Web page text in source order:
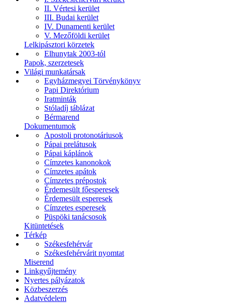
II. Vértesi kerület
III. Budai kerület
IV. Dunamenti kerület
V. Mezőföldi kerület
Lelkipásztori körzetek
Elhunytak 2003-tól
Papok, szerzetesek
Világi munkatársak
Egyházmegyei Törvénykönyv
Papi Direktórium
Iratminták
Stóladíj táblázat
Bérmarend
Dokumentumok
Apostoli protonotáriusok
Pápai prelátusok
Pápai káplánok
Címzetes kanonokok
Címzetes apátok
Címzetes prépostok
Érdemesült főesperesek
Érdemesült esperesek
Címzetes esperesek
Püspöki tanácsosok
Kitüntetések
Térkép
Székesfehérvár
Székesfehérvárit nyomtat
Miserend
Linkgyűjtemény
Nyertes pályázatok
Közbeszerzés
Adatvédelem